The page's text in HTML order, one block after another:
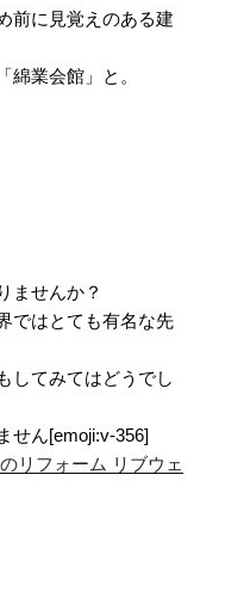
前に見覚えのある建
綿業会館」と。
ませんか？
ではとても有名な先
してみてはどうでし
せん[emoji:v-356]
リフォーム リブウェ